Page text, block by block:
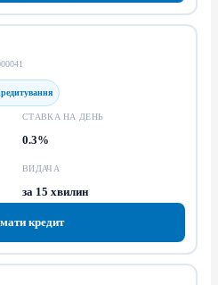
СТАВКА НА ДЕНЬ
0.3%
ВИДАЧА
за 15 хвилин
кредит